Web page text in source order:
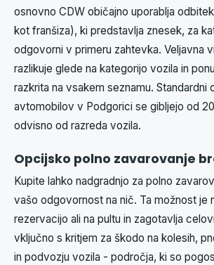
osnovno CDW običajno uporablja
kot franšiza), ki predstavlja znesek, za
odgovorni v primeru zahtevka. Veljavna
razlikuje glede na kategorijo vozila in
razkrita na vsakem seznamu. Standardni
avtomobilov v Podgorici se gibljejo od
odvisno od razreda vozila.
Opcijsko polno zavarovanje
Kupite lahko nadgradnjo za polno
vašo odgovornost na nič. Ta možnost je
rezervacijo ali na pultu in zagotavlja
vključno s kritjem za škodo na kolesih,
in podvozju vozila - področja, ki so